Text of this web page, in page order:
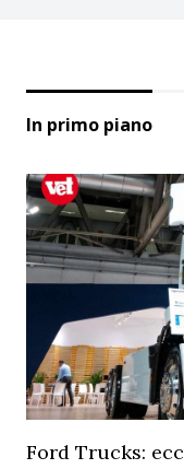
In primo piano
Ford Trucks: